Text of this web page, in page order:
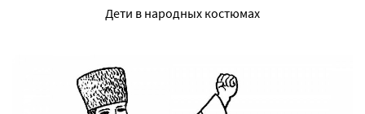
Дети в народных костюмах